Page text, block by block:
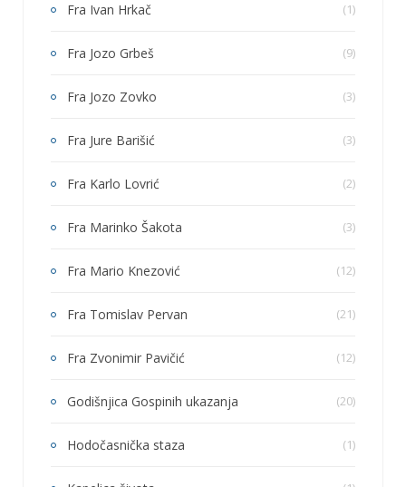
Fra Ivan Hrkač (1)
Fra Jozo Grbeš (9)
Fra Jozo Zovko (3)
Fra Jure Barišić (3)
Fra Karlo Lovrić (2)
Fra Marinko Šakota (3)
Fra Mario Knezović (12)
Fra Tomislav Pervan (21)
Fra Zvonimir Pavičić (12)
Godišnjica Gospinih ukazanja (20)
Hodočasnička staza (1)